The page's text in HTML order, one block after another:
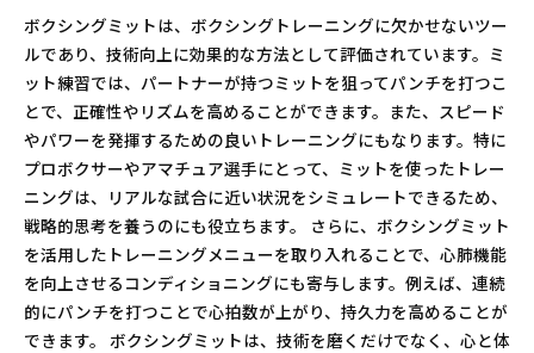
ボクシングミットは、ボクシングトレーニングに欠かせないツー
ルであり、技術向上に効果的な方法として評価されています。ミ
ット練習では、パートナーが持つミットを狙ってパンチを打つこ
とで、正確性やリズムを高めることができます。また、スピード
やパワーを発揮するための良いトレーニングにもなります。特に
プロボクサーやアマチュア選手にとって、ミットを使ったトレー
ニングは、リアルな試合に近い状況をシミュレートできるため、
戦略的思考を養うのにも役立ちます。 さらに、ボクシングミット
を活用したトレーニングメニューを取り入れることで、心肺機能
を向上させるコンディショニングにも寄与します。例えば、連続
的にパンチを打つことで心拍数が上がり、持久力を高めることが
できます。 ボクシングミットは、技術を磨くだけでなく、心と体